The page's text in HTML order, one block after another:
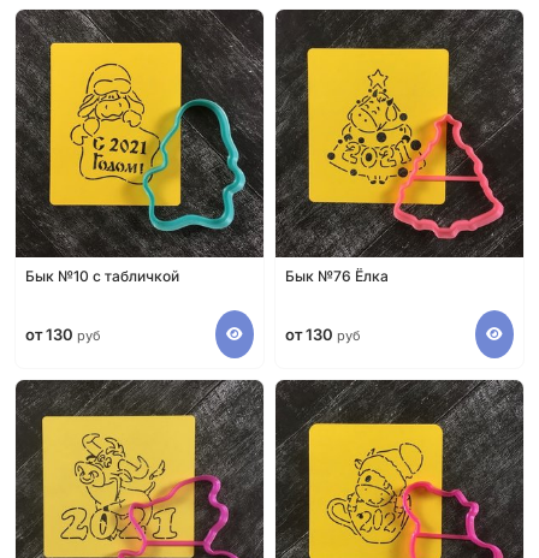
Бык №10 с табличкой
от 130 руб
Бык №76 Ёлка
от 130 руб